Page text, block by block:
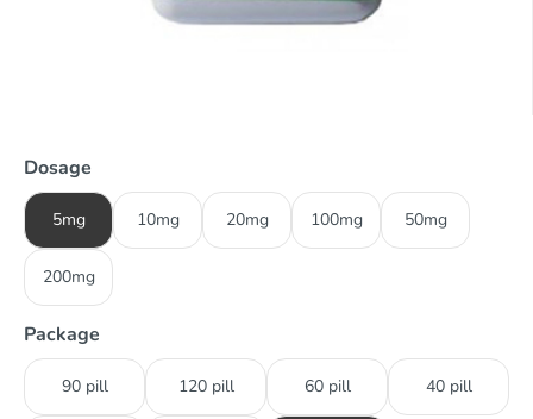
Dosage
5mg 10mg 20mg 100mg 50mg
200mg
Package
90 pill 120 pill 60 pill 40 pill